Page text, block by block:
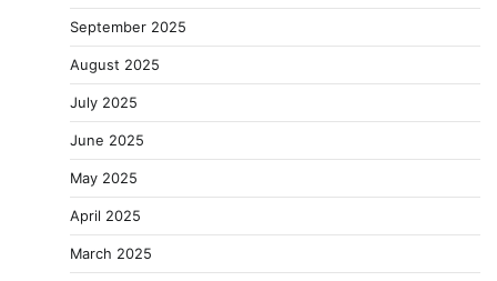
September 2025
August 2025
July 2025
June 2025
May 2025
April 2025
March 2025